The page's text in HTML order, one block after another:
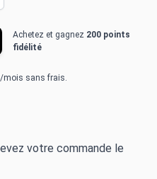
Achetez et gagnez 200 points
fidélité
mois sans frais.
votre commande le